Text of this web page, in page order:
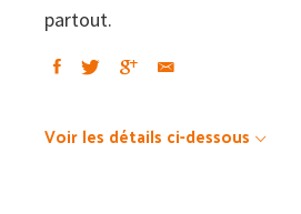
Illusions
ganhadas
partout.
Voir les détails ci-dessous